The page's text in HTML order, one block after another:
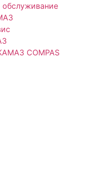
обслуживание
COMPAS